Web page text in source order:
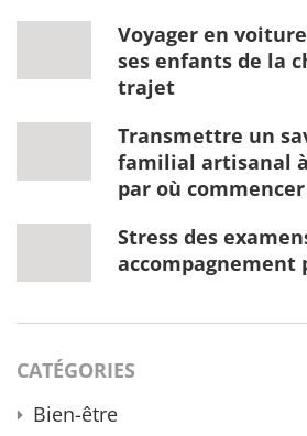
Voyager en
ses enfants de la
trajet
Transmettre un
familial artisanal
par où commencer
Stress des
accompagnement
CATÉGORIES
Bien-être